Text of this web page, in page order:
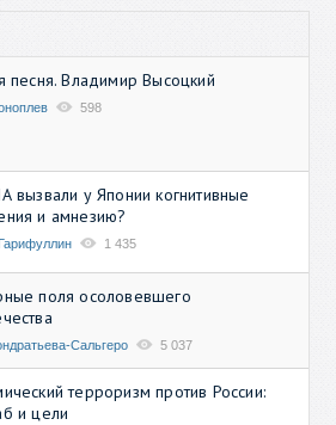
песня. Владимир Высоцкий
598
вызвали у Японии когнитивные
и амнезию?
1 435
поля осоловевшего
Сальгеро 5 037
терроризм против России:
и цели